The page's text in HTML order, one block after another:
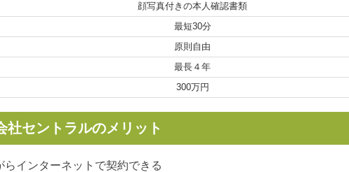
顔写真付きの本人確認書類
最短30分
原則自由
最長４年
300万円
社セントラルのメリット
らインターネットで契約できる